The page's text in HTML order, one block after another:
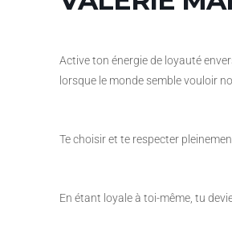
Active ton énergie de loyauté
lorsque le monde semble vouloir
Te choisir et te respecter
En étant loyale à toi-même, tu